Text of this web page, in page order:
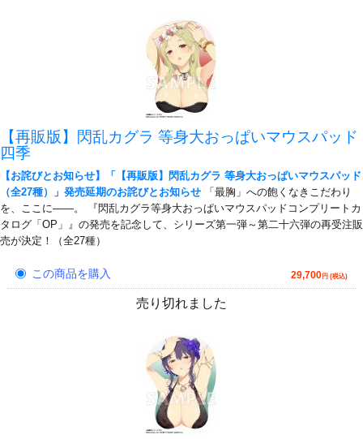
【再販版】閃乱カグラ 等身大おっぱいマウスパッド
四季
【お詫びとお知らせ】「【再販版】閃乱カグラ 等身大おっぱいマウスパッド
（全27種）」発売延期のお詫びとお知らせ 「最胸」への飽くなきこだわり
を、ここに――。 『閃乱カグラ等身大おっぱいマウスパッドコンプリートカ
タログ「OP」』の発売を記念して、シリーズ第一弾～第二十六弾の再受注販
売が決定！（全27種）
この商品を購入 29,700円 (税込)
売り切れました